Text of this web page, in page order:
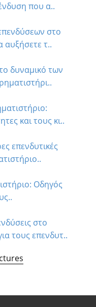
που α..
στο
αυξήσετε τ..
δυναμικό των
και τους κι..
επενδυτικές
Οδηγός
στο
τους επενδυτ..